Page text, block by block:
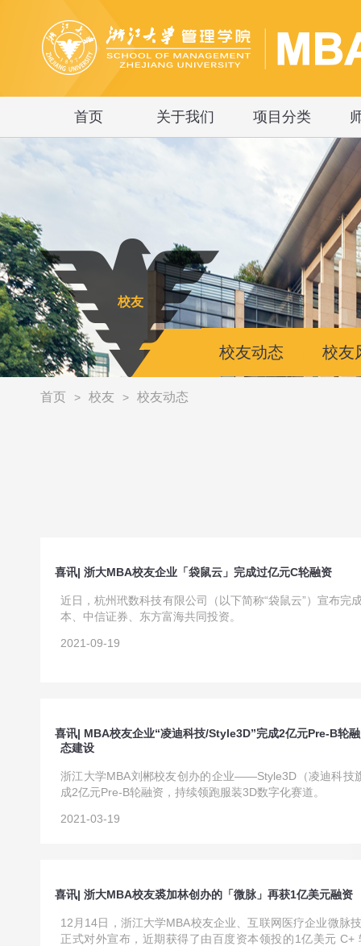
首页 关于我们 项目分类
校友
校友动态 校友
首页 > 校友 > 校友动态
喜讯| 浙大MBA校友企业「袋鼠云」完成过亿元C轮融资
近日，杭州玳数科技有限公司（以下简称“袋鼠云”）宣布完
本、中信证券、东方富海共同投资。
2021-09-19
喜讯| MBA校友企业“凌迪科技/Style3D”完成2亿元Pre-B轮
态建设
浙江大学MBA刘郴校友创办的企业——Style3D（凌迪科技
成2亿元Pre-B轮融资，持续领跑服装3D数字化赛道。
2021-03-19
喜讯| 浙大MBA校友裘加林创办的「微脉」再获1亿美元融资
12月14日，浙江大学MBA校友企业、互联网医疗企业微脉
正式对外宣布，近期获得了由百度资本领投的1亿美元 C+